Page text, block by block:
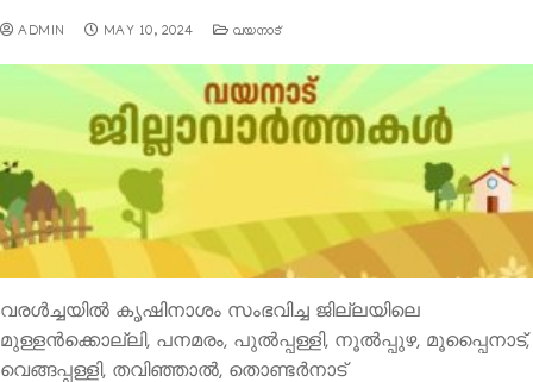
ADMIN MAY 10, 2024 വയനാട്
വരള്‍ച്ചയില്‍ കൃഷിനാശം സംഭവിച്ച ജില്ലയിലെ
മുള്ളന്‍ക്കൊല്ലി, പനമരം, പുല്‍പ്പള്ളി, നൂല്‍പ്പുഴ, മൂപ്പൈനാട്,
വെങ്ങപ്പള്ളി, തവിഞ്ഞാല്‍, തൊണ്ടര്‍നാട്